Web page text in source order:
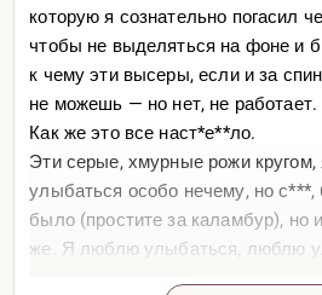
которую я сознательно погасил
чтобы не выделяться на фоне и
к чему эти высеры, если и за
не можешь — но нет, не работает.
Как же это все наст*е**ло.
Эти серые, хмурные рожи кругом,
улыбаться особо нечему, но с***,
было (простите за каламбур), но
же. Я люблю улыбаться, люблю